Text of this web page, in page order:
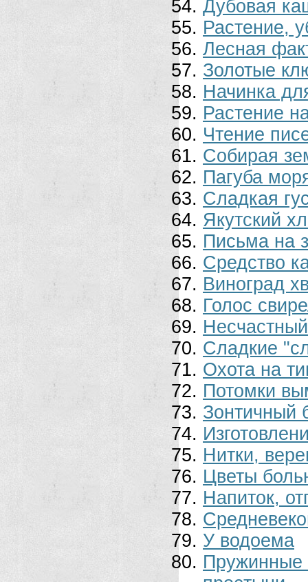
Дубовая
Растение,
Лесная
Золотые
Начинка
Растение
Чтение
Собирая
Пагуба
Сладкая
Якутский
Письма на
Средство
Виноград
Голос
Сладкие
Охота на
Потомки
Зонтичный
Нитки,
Цветы
Напиток,
У водоема